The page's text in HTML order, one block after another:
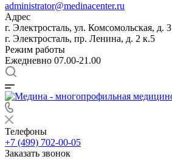
administrator@medinacenter.ru
Адрес
г. Электросталь, ул. Комсомольская, д. 3
г. Электросталь, пр. Ленина, д. 2 к.5
Режим работы
Ежедневно 07.00-21.00
Телефоны
+7 (499) 702-00-05
Заказать звонок